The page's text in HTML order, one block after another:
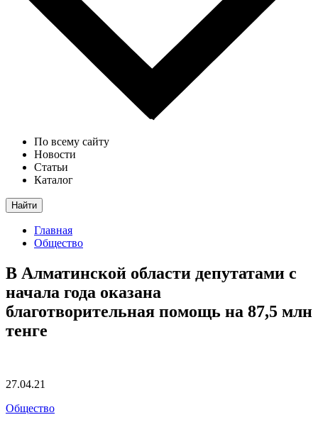
По всему сайту
Новости
Статьи
Каталог
Найти
Главная
Общество
В Алматинской области депутатами с
начала года оказана
благотворительная помощь на 87,5 млн
тенге
27.04.21
Общество